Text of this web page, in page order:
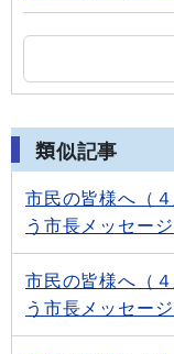
類似記事
市民の皆様へ（
う市長メッセージ
市民の皆様へ（
う市長メッセージ